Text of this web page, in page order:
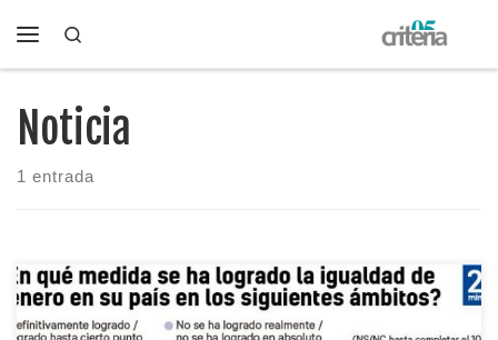
Saltar al contenido
Noticia
1 entrada